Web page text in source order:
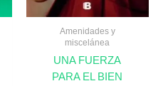
Amenidades y
miscelánea
UNA FUERZA
PARA EL BIEN